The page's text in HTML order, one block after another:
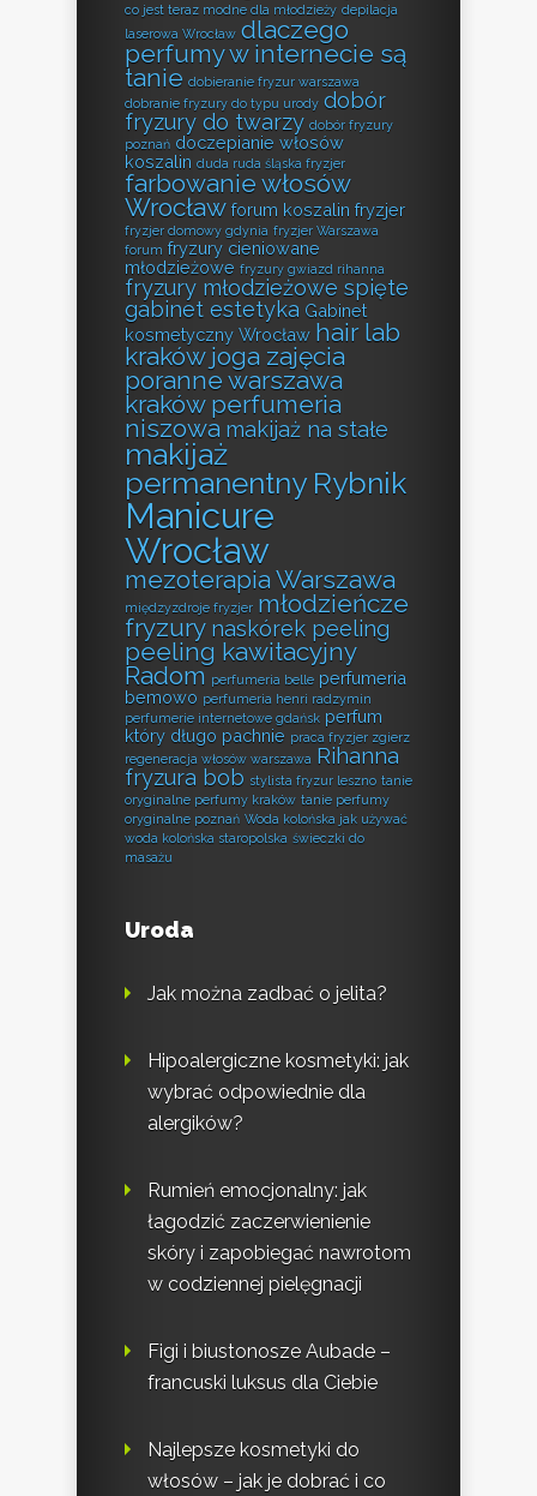
co jest teraz modne dla młodzieży depilacja
laserowa Wrocław dlaczego
perfumy w internecie są
tanie dobieranie fryzur warszawa
dobranie fryzury do typu urody dobór
fryzury do twarzy dobór fryzury
poznań doczepianie włosów
koszalin duda ruda śląska fryzjer
farbowanie włosów
Wrocław forum koszalin fryzjer
fryzjer domowy gdynia fryzjer Warszawa
forum fryzury cieniowane
młodzieżowe fryzury gwiazd rihanna
fryzury młodzieżowe spięte
gabinet estetyka Gabinet
kosmetyczny Wrocław hair lab
kraków joga zajęcia
poranne warszawa
kraków perfumeria
niszowa makijaż na stałe
makijaż
permanentny Rybnik
Manicure
Wrocław
mezoterapia Warszawa
międzyzdroje fryzjer młodzieńcze
fryzury naskórek peeling
peeling kawitacyjny
Radom perfumeria belle perfumeria
bemowo perfumeria henri radzymin
perfumerie internetowe gdańsk perfum
który długo pachnie praca fryzjer zgierz
regeneracja włosów warszawa Rihanna
fryzura bob stylista fryzur leszno tanie
oryginalne perfumy kraków tanie perfumy
oryginalne poznań Woda kolońska jak używać
woda kolońska staropolska świeczki do
masażu
Uroda
Jak można zadbać o jelita?
Hipoalergiczne kosmetyki: jak
wybrać odpowiednie dla
alergików?
Rumień emocjonalny: jak
łagodzić zaczerwienienie
skóry i zapobiegać nawrotom
w codziennej pielęgnacji
Figi i biustonosze Aubade –
francuski luksus dla Ciebie
Najlepsze kosmetyki do
włosów – jak je dobrać i co